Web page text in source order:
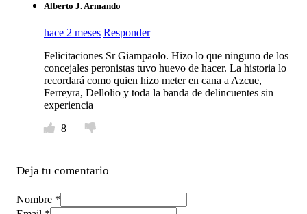
Alberto J. Armando
hace 2 meses Responder
Felicitaciones Sr Giampaolo. Hizo lo que ninguno de los
concejales peronistas tuvo huevo de hacer. La historia lo
recordará como quien hizo meter en cana a Azcue,
Ferreyra, Dellolio y toda la banda de delincuentes sin
experiencia
8
Deja tu comentario
Nombre *